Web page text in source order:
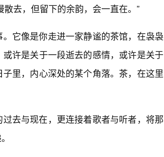
去，但留下的余韵，会一直在。”
它像是你走进一家静谧的茶馆，在袅袅
许是关于一段逝去的感情，或许是关于
里，内心深处的某个角落。茶，在这里
去与现在，更连接着歌者与听者，将那